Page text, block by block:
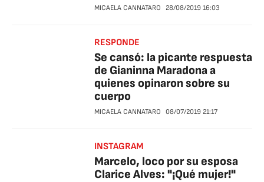
MICAELA CANNATARO 28/08/2019 16:03
RESPONDE
Se cansó: la picante respuesta
de Gianinna Maradona a
quienes opinaron sobre su
cuerpo
MICAELA CANNATARO 08/07/2019 21:17
INSTAGRAM
Marcelo, loco por su esposa
Clarice Alves: "¡Qué mujer!"